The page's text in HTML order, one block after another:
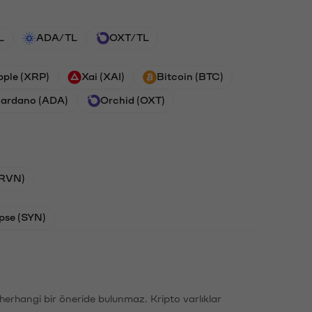
ADA/TL OXT/TL
(XRP) Xai (XAI) Bitcoin (BTC)
(ADA) Orchid (OXT)
(SYN)
bir öneride bulunmaz. Kripto varlıklar